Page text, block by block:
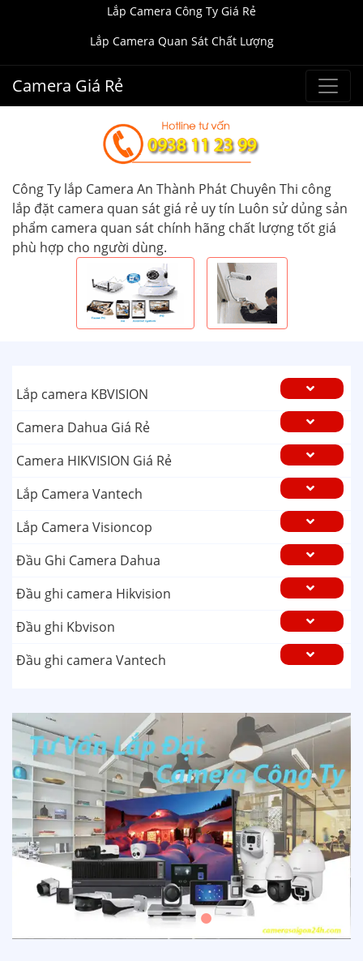
Lắp Camera Công Ty Giá Rẻ
Lắp Camera Quan Sát Chất Lượng
Camera Giá Rẻ
Công Ty lắp Camera An Thành Phát Chuyên Thi công
lắp đặt camera quan sát giá rẻ uy tín Luôn sử dủng sản
phẩm camera quan sát chính hãng chất lượng tốt giá
phù hợp cho người dùng.
Lắp camera KBVISION
Camera Dahua Giá Rẻ
Camera HIKVISION Giá Rẻ
Lắp Camera Vantech
Lắp Camera Visioncop
Đầu Ghi Camera Dahua
Đầu ghi camera Hikvision
Đầu ghi Kbvison
Đầu ghi camera Vantech